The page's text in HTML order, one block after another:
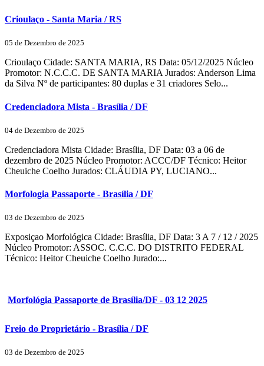
Crioulaço - Santa Maria / RS
05 de Dezembro de 2025
Crioulaço Cidade: SANTA MARIA, RS Data: 05/12/2025 Núcleo
Promotor: N.C.C.C. DE SANTA MARIA Jurados: Anderson Lima
da Silva Nº de participantes: 80 duplas e 31 criadores Selo...
Credenciadora Mista - Brasília / DF
04 de Dezembro de 2025
Credenciadora Mista Cidade: Brasília, DF Data: 03 a 06 de
dezembro de 2025 Núcleo Promotor: ACCC/DF Técnico: Heitor
Cheuiche Coelho Jurados: CLÁUDIA PY, LUCIANO...
Morfologia Passaporte - Brasília / DF
03 de Dezembro de 2025
Exposiçao Morfológica Cidade: Brasília, DF Data: 3 A 7 / 12 / 2025
Núcleo Promotor: ASSOC. C.C.C. DO DISTRITO FEDERAL
Técnico: Heitor Cheuiche Coelho Jurado:...
Morfológia Passaporte de Brasília/DF - 03 12 2025
Freio do Proprietário - Brasília / DF
03 de Dezembro de 2025